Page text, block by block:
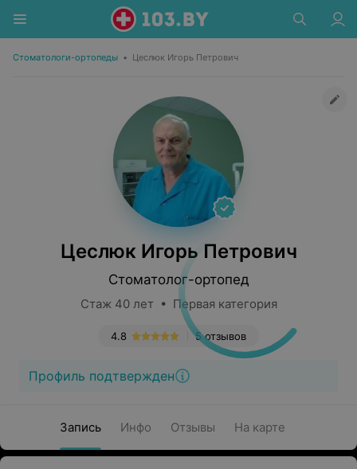
Стоматологи-ортопеды • Цеслюк Игорь Петрович
Цеслюк Игорь Петрович
Стоматолог-ортопед
Стаж 40 лет • Первая категория
5 отзывов
4.8
Профиль подтвержден
Запись Инфо Отзывы На карте